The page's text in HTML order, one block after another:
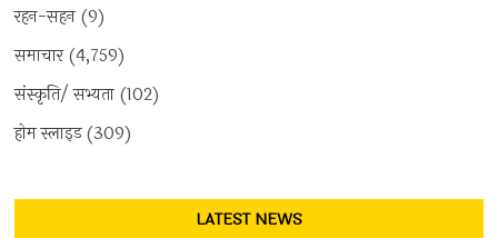
रहन-सहन (9)
समाचार(4,759)
संस्कृति/ सभ्यता (102)
होम स्लाइड(309)
LATEST NEWS